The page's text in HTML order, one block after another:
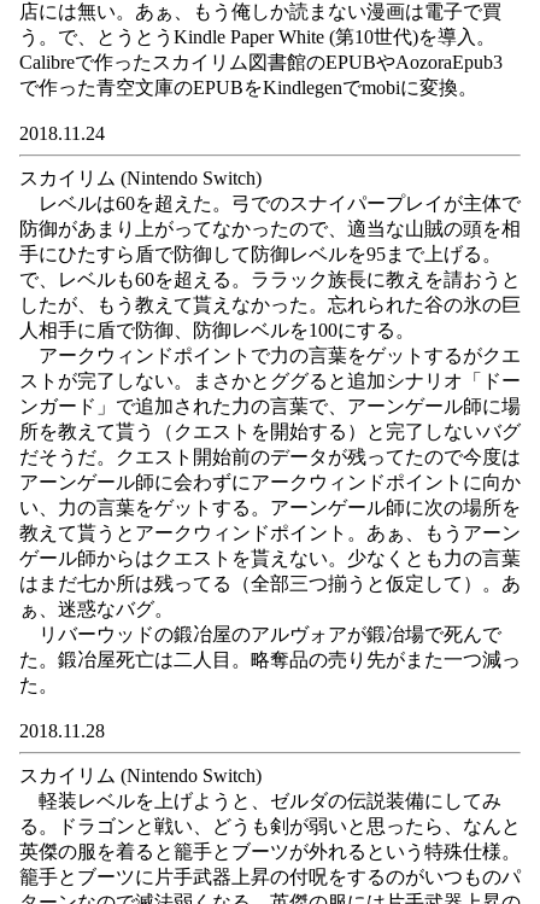
店には無い。あぁ、もう俺しか読まない漫画は電子で買
う。で、とうとうKindle Paper White (第10世代)を導入。
Calibreで作ったスカイリム図書館のEPUBやAozoraEpub3
で作った青空文庫のEPUBをKindlegenでmobiに変換。
2018.11.24
スカイリム (Nintendo Switch)
レベルは60を超えた。弓でのスナイパープレイが主体で
防御があまり上がってなかったので、適当な山賊の頭を相
手にひたすら盾で防御して防御レベルを95まで上げる。
で、レベルも60を超える。ララック族長に教えを請おうと
したが、もう教えて貰えなかった。忘れられた谷の氷の巨
人相手に盾で防御、防御レベルを100にする。
アークウィンドポイントで力の言葉をゲットするがクエ
ストが完了しない。まさかとググると追加シナリオ「ドー
ンガード」で追加された力の言葉で、アーンゲール師に場
所を教えて貰う（クエストを開始する）と完了しないバグ
だそうだ。クエスト開始前のデータが残ってたので今度は
アーンゲール師に会わずにアークウィンドポイントに向か
い、力の言葉をゲットする。アーンゲール師に次の場所を
教えて貰うとアークウィンドポイント。あぁ、もうアーン
ゲール師からはクエストを貰えない。少なくとも力の言葉
はまだ七か所は残ってる（全部三つ揃うと仮定して）。あ
ぁ、迷惑なバグ。
リバーウッドの鍛冶屋のアルヴォアが鍛冶場で死んで
た。鍛冶屋死亡は二人目。略奪品の売り先がまた一つ減っ
た。
2018.11.28
スカイリム (Nintendo Switch)
軽装レベルを上げようと、ゼルダの伝説装備にしてみ
る。ドラゴンと戦い、どうも剣が弱いと思ったら、なんと
英傑の服を着ると籠手とブーツが外れるという特殊仕様。
籠手とブーツに片手武器上昇の付呪をするのがいつものパ